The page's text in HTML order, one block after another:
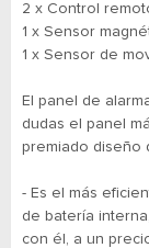
2 x Control
1 x Sensor
1 x Sensor de
El panel de
dudas el panel
premiado diseño
- Es el más
de batería
con él, a un